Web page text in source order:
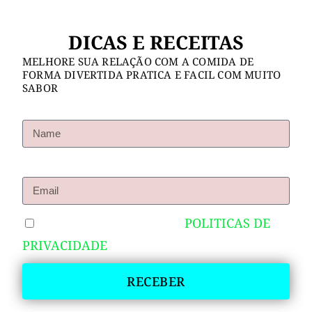
DICAS E RECEITAS
MELHORE SUA RELAÇÃO COM A COMIDA DE
FORMA DIVERTIDA PRATICA E FACIL COM MUITO
SABOR
POLITICAS DE
PRIVACIDADE
RECEBER